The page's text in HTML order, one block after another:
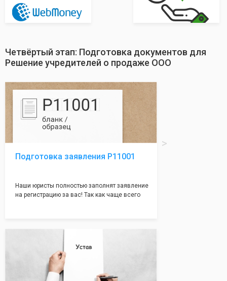
Четвёртый этап: Подготовка документов для
Решение учредителей о продаже ООО
Подготовка заявления Р11001
Наши юристы полностью заполнят заявление
на регистрацию за вас! Так как чаще всего
большая часть отказов - наши юристы с
оформление самого сложного документа на
себя! Многолетний опыт работы наших
юристов позволяет оформлять заявление без
ошибок, тем самым гарантируя вам